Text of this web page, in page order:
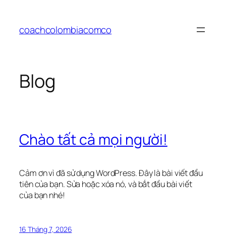
phầncoachcolombiacomco
Blog
Chào tất cả mọi người!
Cảm ơn vì đã sử dụng WordPress. Đây là bài viết đầu
tiên của bạn. Sửa hoặc xóa nó, và bắt đầu bài viết
của bạn nhé!
16 Tháng 7, 2026